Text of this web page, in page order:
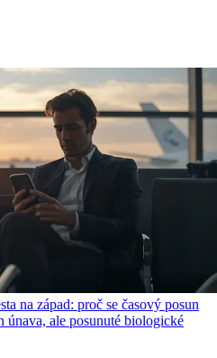
na západ: proč se časový posun
únava, ale posunuté biologické